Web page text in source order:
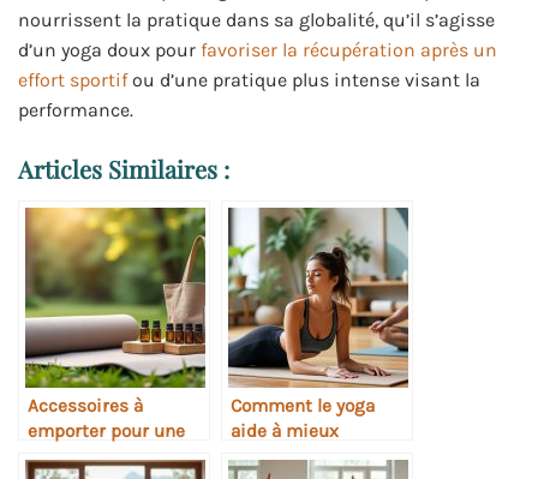
nourrissent la pratique dans sa globalité, qu’il s’agisse
d’un yoga doux pour favoriser la récupération après un
effort sportifou d’une pratique plus intense visant la
performance.
Articles Similaires :
Accessoires à
emporter pour une
retraite de yoga
Comment le yoga
aide à mieux
récupérer après le